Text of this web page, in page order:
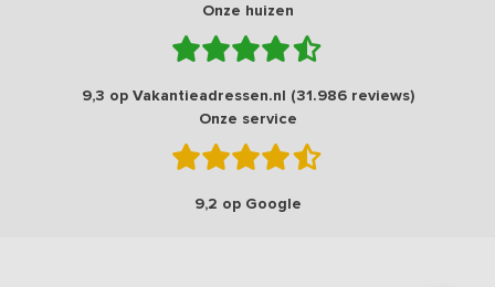
Onze huizen
9,3 op Vakantieadressen.nl (31.986 reviews)
Onze service
9,2 op Google